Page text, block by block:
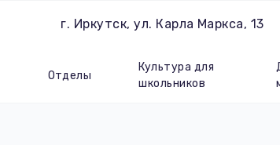
г. Иркутск, ул. Карла Маркса, 13
Отделы
Культура для
школьников